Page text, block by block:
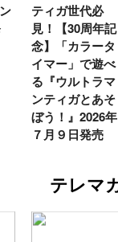
ティガ世代必
見！【30周年記
念】「カラータ
イマー」で遊べ
る『ウルトラマ
ンティガとあそ
ぼう！』2026年
７月９日発売
テレマ